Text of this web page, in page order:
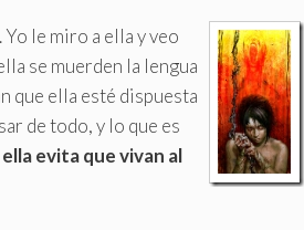
. Yo le miro a ella y veo
se muerden la lengua
que ella esté dispuesta
de todo, y lo que es
evita que vivan al